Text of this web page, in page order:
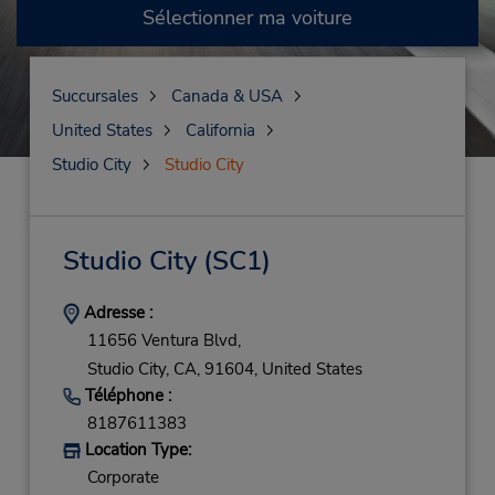
Sélectionner ma voiture
Succursales
Canada & USA
United States
California
Studio City
Studio City
Studio City(SC1)
Adresse :
11656 Ventura Blvd,
Studio City, CA, 91604, United States
Téléphone :
8187611383
Location Type:
Corporate